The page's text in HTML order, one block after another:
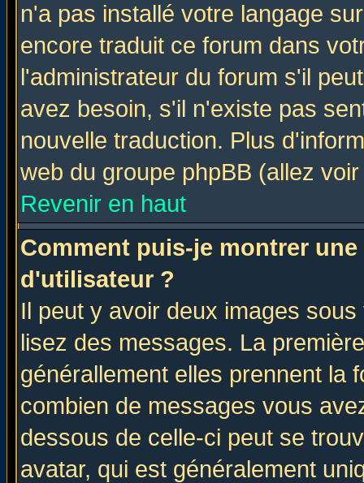
n'a pas installé votre langage
encore traduit ce forum dans
l'administrateur du forum s'il
avez besoin, s'il n'existe pas
nouvelle traduction. Plus
web du groupe phpBB (allez
Revenir en haut
Comment puis-je montrer
d'utilisateur ?
Il peut y avoir deux images
lisez des messages. La
générallement elles prennent la
combien de messages vous
dessous de celle-ci peut se
avatar, qui est généralement